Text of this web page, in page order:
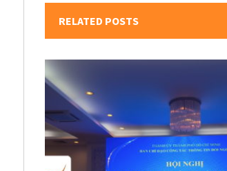
RELATED POSTS